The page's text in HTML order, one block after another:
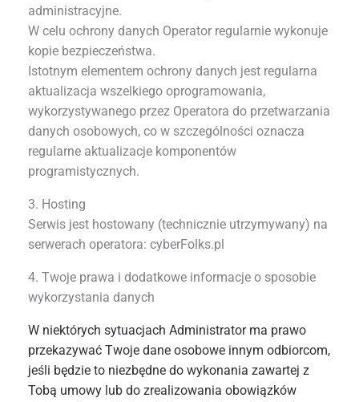
administracyjne.
W celu ochrony danych Operator regularnie wykonuje
kopie bezpieczeństwa.
Istotnym elementem ochrony danych jest regularna
aktualizacja wszelkiego oprogramowania,
wykorzystywanego przez Operatora do przetwarzania
danych osobowych, co w szczególności oznacza
regularne aktualizacje komponentów
programistycznych.
3. Hosting
Serwis jest hostowany (technicznie utrzymywany) na
serwerach operatora: cyberFolks.pl
4. Twoje prawa i dodatkowe informacje o sposobie
wykorzystania danych
W niektórych sytuacjach Administrator ma prawo
przekazywać Twoje dane osobowe innym odbiorcom,
jeśli będzie to niezbędne do wykonania zawartej z
Tobą umowy lub do zrealizowania obowiązków